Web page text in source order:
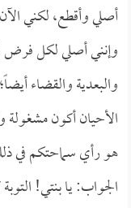
أصلي وأقطع، لكني
وإنني أصلي لكل فرض
والبعدية والقضاء
الأحيان أكون مشغولة
هو رأي سماحتكم في
الجواب: يا بنتي!